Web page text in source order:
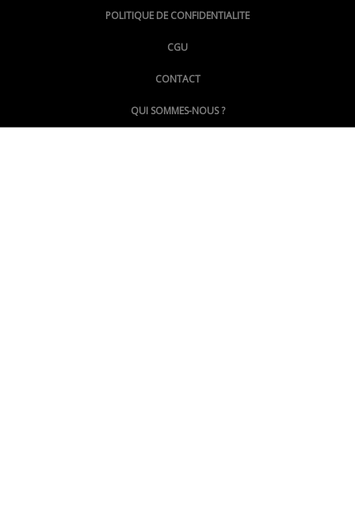
@LePoingMontpellier
POLITIQUE DE CONFIDENTIALITE
CGU
CONTACT
QUI SOMMES-NOUS ?